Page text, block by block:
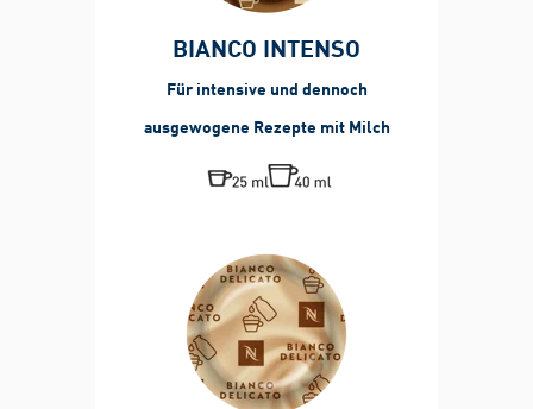
BIANCO INTENSO
Für intensive und dennoch
ausgewogene Rezepte mit Milch